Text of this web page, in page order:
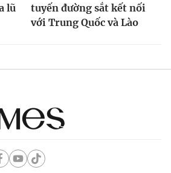
lũ
tuyến đường sắt kết nối
với Trung Quốc và Lào